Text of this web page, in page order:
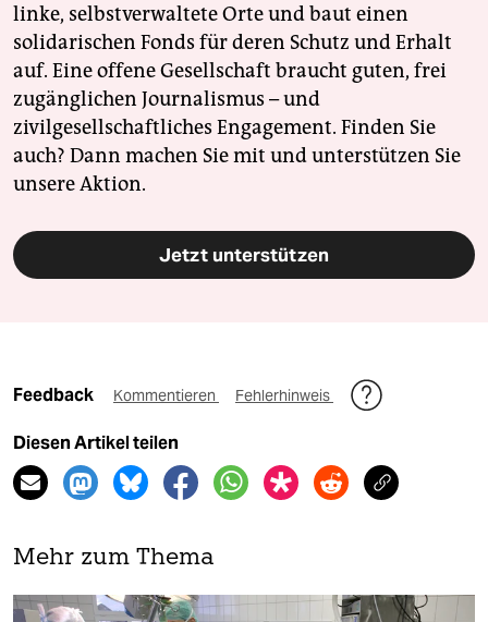
linke, selbstverwaltete Orte und baut einen
solidarischen Fonds für deren Schutz und Erhalt
auf. Eine offene Gesellschaft braucht guten, frei
zugänglichen Journalismus – und
zivilgesellschaftliches Engagement. Finden Sie
auch? Dann machen Sie mit und unterstützen Sie
unsere Aktion.
Jetzt unterstützen
Feedback Kommentieren Fehlerhinweis
Diesen Artikel teilen
Mehr zum Thema